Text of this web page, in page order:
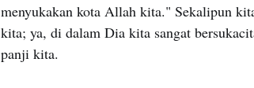
menyukakan kota Allah kita." Sekalipun
kita; ya, di dalam Dia kita sangat
panji kita.